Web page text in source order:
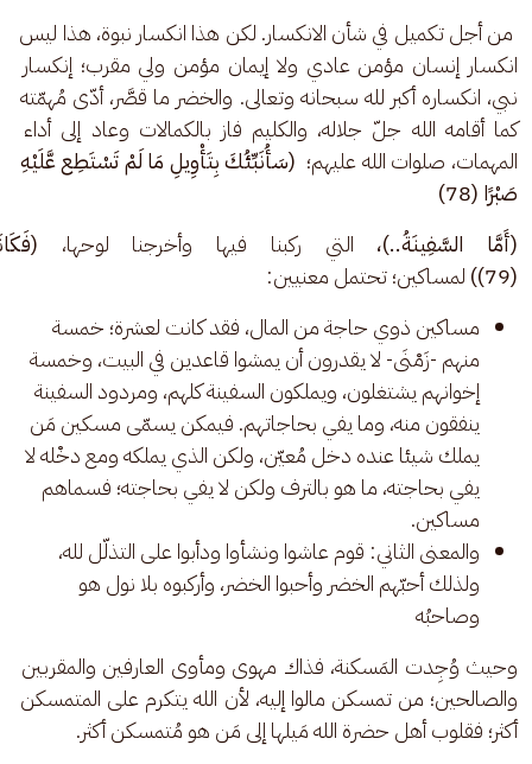
من أجل تكميل في شأن الانكسار. لكن هذا انكسار نبوة، هذا ليس
انكسار إنسان مؤمن عادي ولا إيمان مؤمن ولي مقرب؛ إنكسار
نبي، انكساره أكبر لله سبحانه وتعالى. والخضر ما قصَّر، أدّى مُهمّته
كما أقامه الله جلّ جلاله، والكليم فاز بالكمالات وعاد إلى أداء
المهمات، صلوات الله عليهم؛ (سَأُنَبِّئُكَ بِتَأْوِيلِ مَا لَمْ تَسْتَطِع عَّلَيْهِ
صَبْرًا (78)
(أَمَّا السَّفِينَةُ..)، التي ركبنا فيها وأخرجنا لوحها،
(79))
لمساكين؛ تحتمل معنيين:
مساكين ذوي حاجة من المال، فقد كانت لعشرة؛ خمسة
منهم -زَمْنَى- لا يقدرون أن يمشوا قاعدين في البيت، وخمسة
إخوانهم يشتغلون، ويملكون السفينة كلهم، ومردود السفينة
ينفقون منه، وما يفي بحاجاتهم. فيمكن يسمّى مسكين مَن
يملك شيئا عنده دخل مُعيّن، ولكن الذي يملكه ومع دخْله لا
يفي بحاجته، ما هو بالترف ولكن لا يفي بحاجته؛ فسماهم
مساكين.
والمعنى الثاني: قوم عاشوا ونشأوا ودأبوا على التذلّل لله،
ولذلك أحبّهم الخضر وأحبوا الخضر، وأركبوه بلا نول هو
وصاحبُه
وحيث وُجِدت المَسكنة، فذاك مهوى ومأوى العارفين والمقربين
والصالحين؛ من تمسكن مالوا إليه، لأن الله يتكرم على المتمسكن
أكثر؛ فقلوب أهل حضرة الله مَيلها إلى مَن هو مُتمسكن أكثر.